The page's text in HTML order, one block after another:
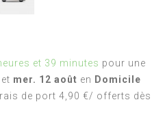
et 39 minutes pour une
et mer. 12 août en Domicile
de port 4,90 €/ offerts dès